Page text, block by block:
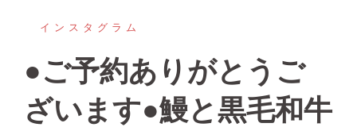
インスタグラム
●ご予約ありがとうご
ざいます●鰻と黒毛和牛